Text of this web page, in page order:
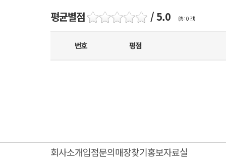
평균별점 / 5.0 (총 : 0 건)
번호 평점
회사소개입점문의매장찾기홍보자료실